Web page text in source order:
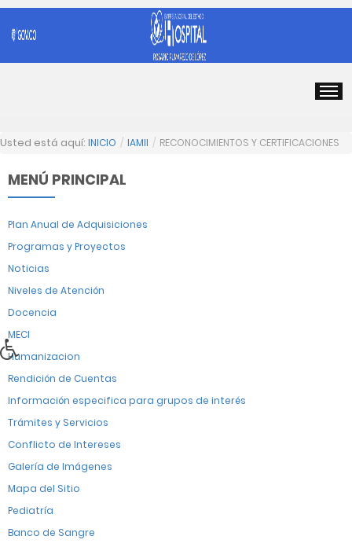
Usted está aquí: INICIO / IAMII / RECONOCIMIENTOS Y CERTIFICACIONES
MENÚ PRINCIPAL
Plan Anual de Adquisiciones
Programas y Proyectos
Noticias
Niveles de Atención
Docencia
MECI
Humanizacion
Rendición de Cuentas
Información especifica para grupos de interés
Trámites y Servicios
Conflicto de Intereses
Galería de Imágenes
Mapa del Sitio
Pediatría
Banco de Sangre